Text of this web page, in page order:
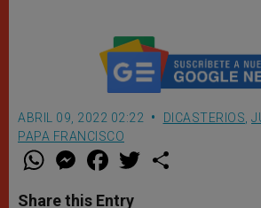
ABRIL 09, 2022 02:22 DICASTERIOS
PAPA FRANCISCO
W
t
M
e
s
F
a
e
w
Share this Entry